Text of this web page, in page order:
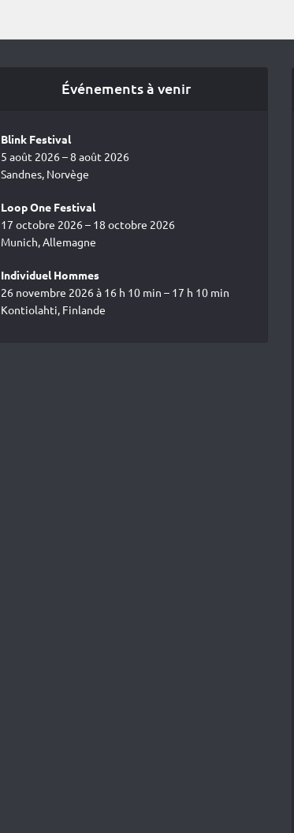
Événements à venir
Blink Festival
5 août 2026 – 8 août 2026
Sandnes, Norvège
Loop One Festival
17 octobre 2026 – 18 octobre 2026
Munich, Allemagne
Individuel Hommes
26 novembre 2026 à 16 h 10 min – 17 h 10 min
Kontiolahti, Finlande